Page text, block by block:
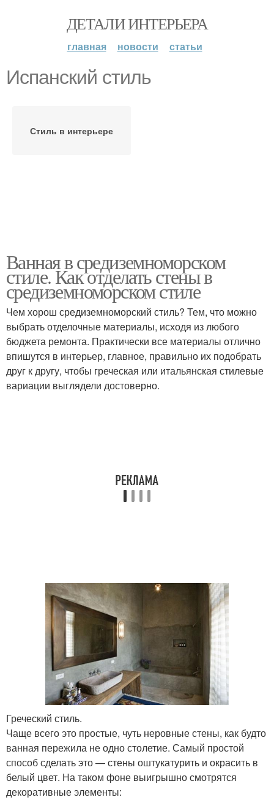
ДЕТАЛИ ИНТЕРЬЕРА
главная новости статьи
Испанский стиль
Стиль в интерьере
Ванная в средиземноморском
стиле. Как отделать стены в
средиземноморском стиле
Чем хорош средиземноморский стиль? Тем, что можно
выбрать отделочные материалы, исходя из любого
бюджета ремонта. Практически все материалы отлично
впишутся в интерьер, главное, правильно их подобрать
друг к другу, чтобы греческая или итальянская стилевые
вариации выглядели достоверно.
Греческий стиль.
Чаще всего это простые, чуть неровные стены, как будто
ванная пережила не одно столетие. Самый простой
способ сделать это — стены оштукатурить и окрасить в
белый цвет. На таком фоне выигрышно смотрятся
декоративные элементы: